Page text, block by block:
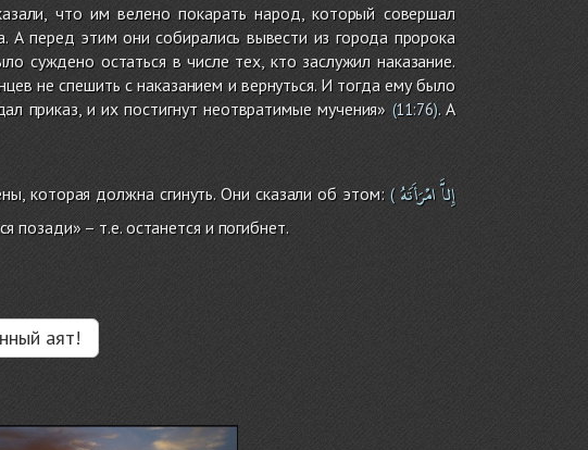
что им велено покарать народ, который совершал
А перед этим они собирались вывести из города пророка
суждено остаться в числе тех, кто заслужил наказание.
не спешить с наказанием и вернуться. И тогда ему было
приказ, и их постигнут неотвратимые мучения» (11:76). А
которая должна сгинуть. Они сказали об этом:( إِلاَّامْرَأَتَهُ
– т.е. останется и погибнет.
аят!